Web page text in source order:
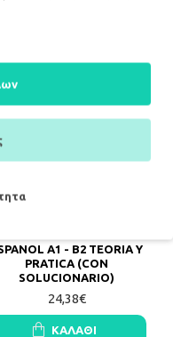
A1 - B2 TEORIA Y
PRATICA (CON
SOLUCIONARIO)
24,38€
ΚΑΛΆΘΙ